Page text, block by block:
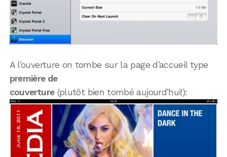
A l’ouverture on tombe sur la page d’accueil type
première de
couverture(plutôt bien tombé aujourd’hui!):